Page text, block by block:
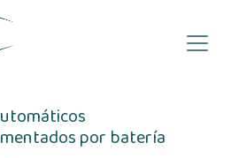
por batería